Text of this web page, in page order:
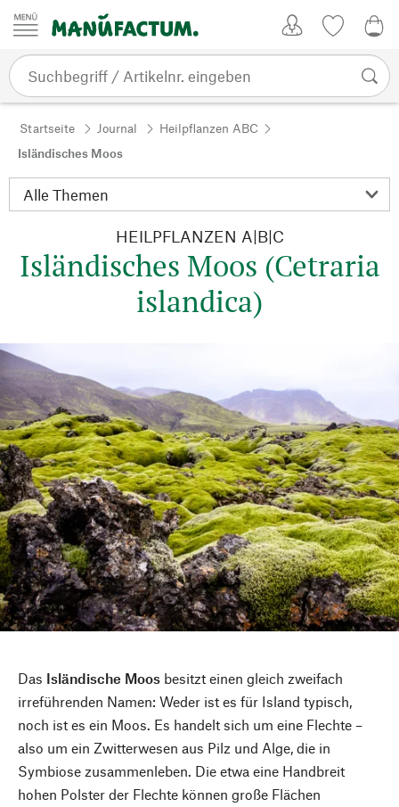
Zum Inhalt springen
Startseite Journal
Heilpflanzen ABC
Isländisches Moos
HEILPFLANZEN A|B|C
Isländisches Moos (Cetraria
islandica)
Das Isländische Moos besitzt einen gleich zweifach
irreführenden Namen: Weder ist es für Island typisch,
noch ist es ein Moos. Es handelt sich um eine Flechte –
also um ein Zwitterwesen aus Pilz und Alge, die in
Symbiose zusammenleben. Die etwa eine Handbreit
hohen Polster der Flechte können große Flächen